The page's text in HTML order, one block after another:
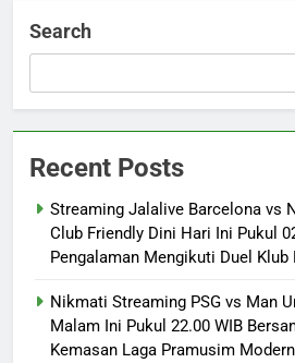
Search
Recent Posts
Streaming Jalalive Barcelona vs
Club Friendly Dini Hari Ini Pukul
Pengalaman Mengikuti Duel Klub
Nikmati Streaming PSG vs Man
Malam Ini Pukul 22.00 WIB
Kemasan Laga Pramusim